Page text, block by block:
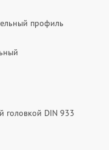
профиль
головкой DIN 933